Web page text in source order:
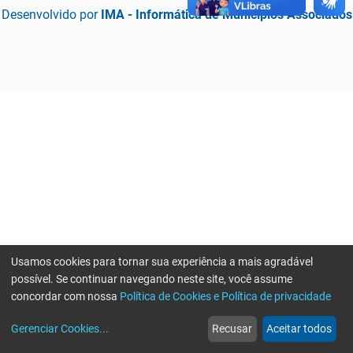
Desenvolvido por IMA - Informática de Municípios Associados
web
Notícias
more_horiz
Mais
Usamos cookies para tornar sua experiência a mais agradável
possível. Se continuar navegando neste site, você assume
concordar com nossa Política de Cookies e Política de privacidade
Gerenciar Cookies... Recusar Aceitar todos
Erro ao enviar informações, por favor tente novamente